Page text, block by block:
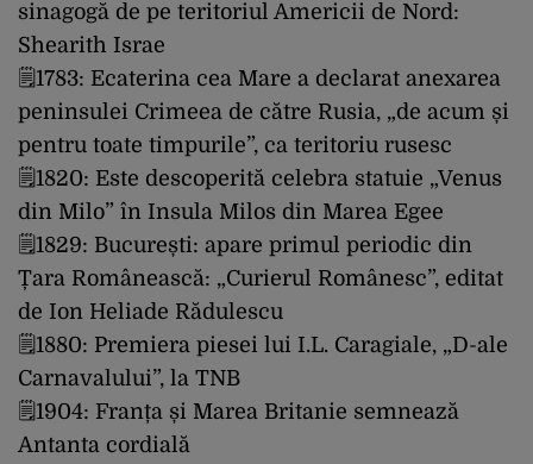
sinagogă de pe teritoriul Americii de Nord:
Shearith Israe
🗒1783: Ecaterina cea Mare a declarat anexarea
peninsulei Crimeea de către Rusia, „de acum și
pentru toate timpurile”, ca teritoriu rusesc
🗒1820: Este descoperită celebra statuie „Venus
din Milo” în Insula Milos din Marea Egee
🗒1829: București: apare primul periodic din
Țara Românească: „Curierul Românesc”, editat
de Ion Heliade Rădulescu
🗒1880: Premiera piesei lui I.L. Caragiale, „D-ale
Carnavalului”, la TNB
🗒1904: Franța și Marea Britanie semnează
Antanta cordială